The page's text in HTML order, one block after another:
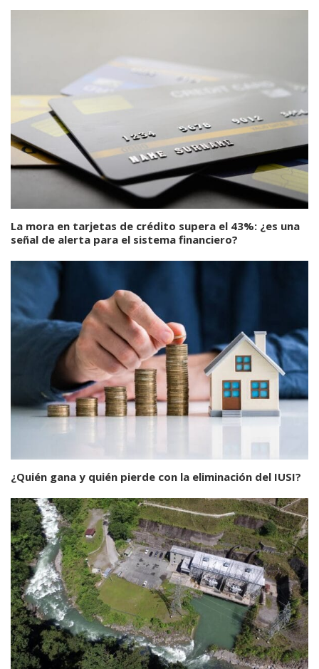
La mora en tarjetas de crédito supera el 43%: ¿es una
señal de alerta para el sistema financiero?
¿Quién gana y quién pierde con la eliminación del IUSI?